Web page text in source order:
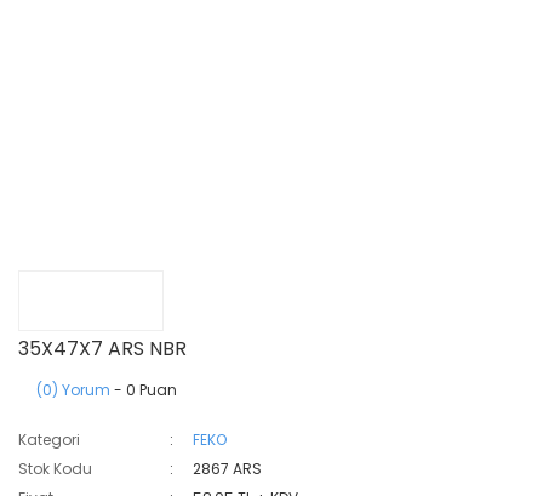
35X47X7 ARS NBR
(0) Yorum - 0 Puan
Kategori
FEKO
Stok Kodu
2867 ARS